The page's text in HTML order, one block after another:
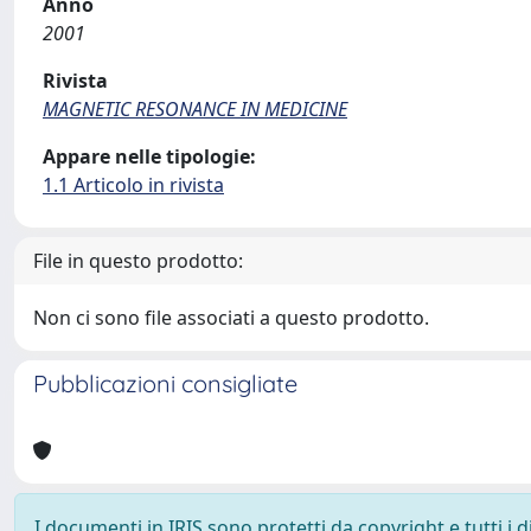
2001
Rivista
MAGNETIC RESONANCE IN MEDICINE
Appare nelle tipologie:
1.1 Articolo in rivista
File in questo prodotto:
Non ci sono file associati a questo prodotto.
Pubblicazioni consigliate